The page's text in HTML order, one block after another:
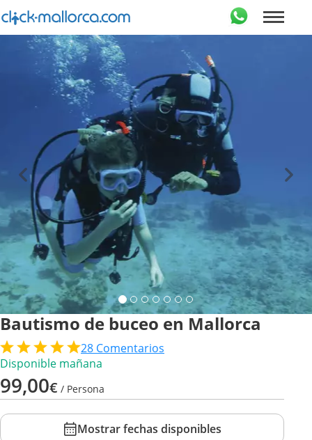
Bautismo de buceo en Mallorca
28 Comentarios
Disponible mañana
99,00€ / Persona
Mostrar fechas disponibles